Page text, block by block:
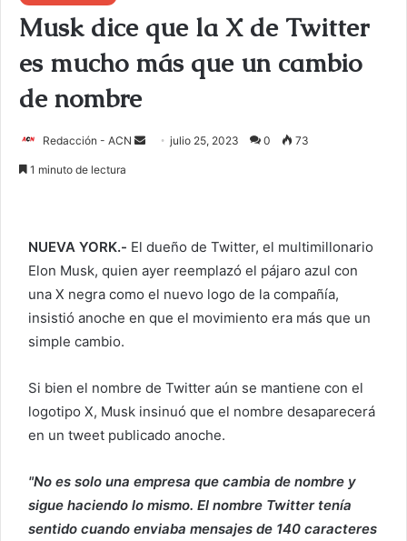
Musk dice que la X de Twitter
es mucho más que un cambio
de nombre
Redacción - ACN
r
u
n
c
e
c
t
julio 25, 2023 0 73
1 minuto de lectura
NUEVA YORK.- El dueño de Twitter, el multimillonario
Elon Musk, quien ayer reemplazó el pájaro azul con
una X negra como el nuevo logo de la compañía,
insistió anoche en que el movimiento era más que un
simple cambio.
Si bien el nombre de Twitter aún se mantiene con el
logotipo X, Musk insinuó que el nombre desaparecerá
en un tweet publicado anoche.
"No es solo una empresa que cambia de nombre y
sigue haciendo lo mismo. El nombre Twitter tenía
sentido cuando enviaba mensajes de 140 caracteres